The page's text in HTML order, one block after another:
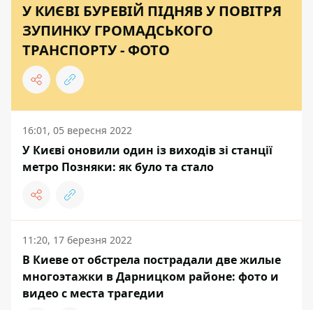
У КИЄВІ БУРЕВІЙ ПІДНЯВ У ПОВІТРЯ
ЗУПИНКУ ГРОМАДСЬКОГО
ТРАНСПОРТУ - ФОТО
16:01, 05 вересня 2022
У Києві оновили один із виходів зі станції
метро Позняки: як було та стало
11:20, 17 березня 2022
В Киеве от обстрела пострадали две жилые
многоэтажки в Дарницком районе: фото и
видео с места трагедии